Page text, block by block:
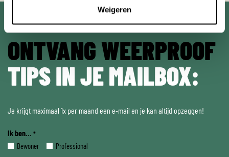
Weigeren
ONTVANG WEERPROOF
TIPS IN JE MAILBOX:
Je krijgt maximaal 1x per maand een e-mail en je kan altijd opzeggen!
Ik ben... *
Bewoner Professional